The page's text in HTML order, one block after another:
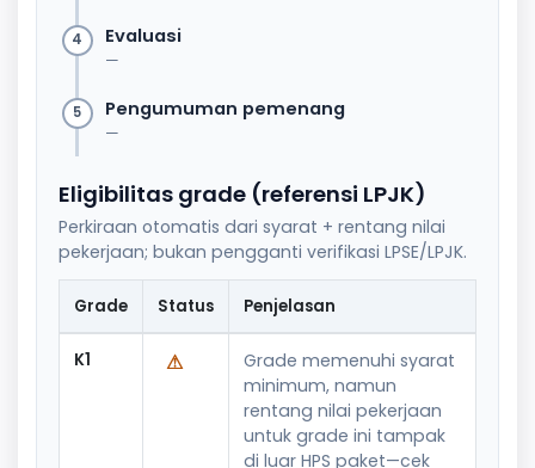
4 Evaluasi
—
5 Pengumuman pemenang
—
Eligibilitas grade (referensi LPJK)
Perkiraan otomatis dari syarat + rentang nilai
pekerjaan; bukan pengganti verifikasi LPSE/LPJK.
Grade Status Penjelasan
K1 ⚠
Grade memenuhi syarat
minimum, namun
rentang nilai pekerjaan
untuk grade ini tampak
di luar HPS paket—cek